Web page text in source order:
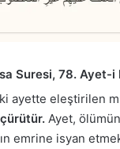
Suresi, 78.
ayette eleştirilen
çürütür. Ayet,
emrine isyan